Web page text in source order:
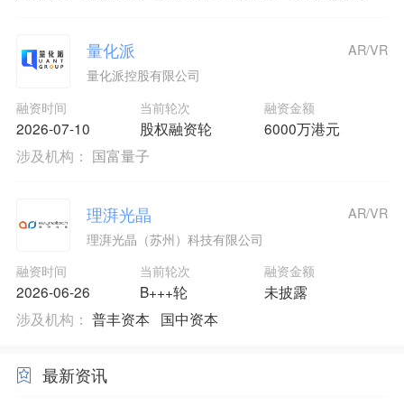
量化派
量化派控股有限公司
融资时间
2026-07-10
当前轮次
股权融资轮
融资金额
6000万港元
AR/VR
涉及机构： 国富量子
理湃光晶
理湃光晶（苏州）科技有限公司
融资时间
2026-06-26
当前轮次
B+++轮
融资金额
未披露
AR/VR
涉及机构： 普丰资本 国中资本
最新资讯